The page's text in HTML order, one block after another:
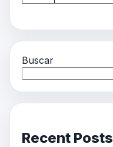
Buscar
Recent Posts